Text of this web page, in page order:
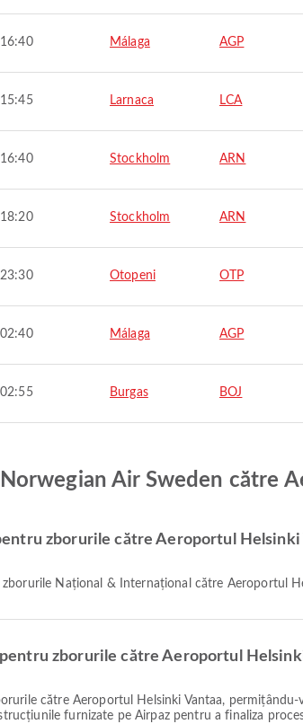
16:40 Málaga AGP
15:45 Larnaca LCA
16:40 Stockholm ARN
18:20 Stockholm ARN
23:30 Otopeni OTP
02:40 Málaga AGP
02:55 Burgas BOJ
Air Sweden către
zborurile către Aeroportul Helsinki
Național & Internațional către Aeroportul
zborurile către Aeroportul
furnizate pe Airpaz pentru a finaliza